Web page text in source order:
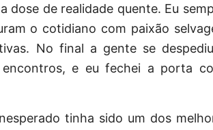
dose de realidade quente. Eu
o cotidiano com paixão
No final a gente se
e eu fechei a porta
tinha sido um dos